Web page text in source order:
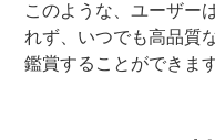
このような、ユーザー
れず、いつでも高品質
鑑賞することができます